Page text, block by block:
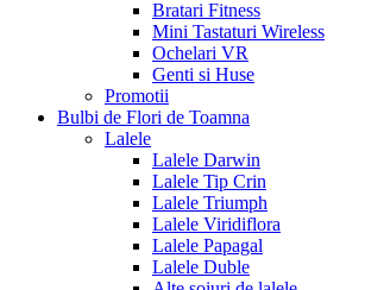
Bratari Fitness
Mini Tastaturi Wireless
Ochelari VR
Genti si Huse
Promotii
Bulbi de Flori de Toamna
Lalele
Lalele Darwin
Lalele Tip Crin
Lalele Triumph
Lalele Viridiflora
Lalele Papagal
Lalele Duble